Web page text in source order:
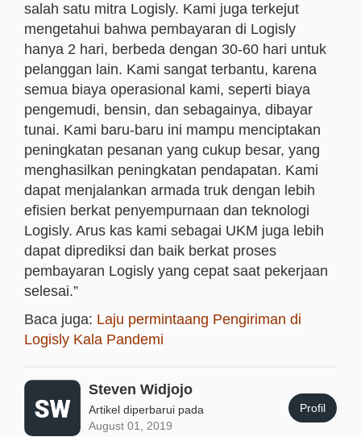
salah satu mitra Logisly. Kami juga terkejut
mengetahui bahwa pembayaran di Logisly
hanya 2 hari, berbeda dengan 30-60 hari untuk
pelanggan lain. Kami sangat terbantu, karena
semua biaya operasional kami, seperti biaya
pengemudi, bensin, dan sebagainya, dibayar
tunai. Kami baru-baru ini mampu menciptakan
peningkatan pesanan yang cukup besar, yang
menghasilkan peningkatan pendapatan. Kami
dapat menjalankan armada truk dengan lebih
efisien berkat penyempurnaan dan teknologi
Logisly. Arus kas kami sebagai UKM juga lebih
dapat diprediksi dan baik berkat proses
pembayaran Logisly yang cepat saat pekerjaan
selesai.”
Baca juga: Laju permintaang Pengiriman di
Logisly Kala Pandemi
Steven Widjojo
Artikel diperbarui pada
August 01, 2019
Profil